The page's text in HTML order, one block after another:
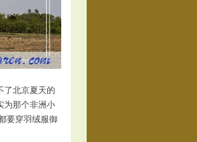
北京夏天的
为那个非洲小
要穿羽绒服御